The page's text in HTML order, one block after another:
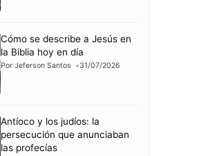
Cómo se describe a Jesús en
la Biblia hoy en día
Por Jeferson Santos 31/07/2026
Antíoco y los judíos: la
persecución que anunciaban
las profecías